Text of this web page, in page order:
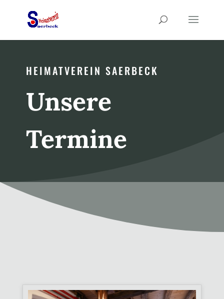
HEIMATVEREIN SAERBECK
Unsere
Termine